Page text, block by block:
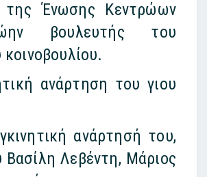
της Ένωσης Κεντρώων
βουλευτής του
ανάρτηση του γιου
ανάρτησή του,
Βασίλη Λεβέντη, Μάριος